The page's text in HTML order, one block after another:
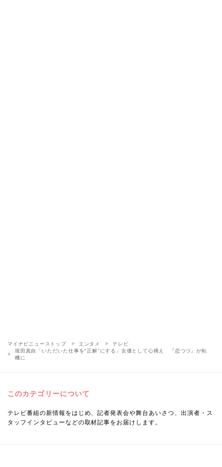
マイナビニューストップ エンタメ
テレビ
堀田真由「いただいた仕事を“正解”にする」女優として心構え 『恋つづ』が転
機に
このカテゴリーについて
テレビ番組の新情報をはじめ、記者発表会や舞台あいさつ、出演者・ス
タッフインタビューなどの取材記事をお届けします。